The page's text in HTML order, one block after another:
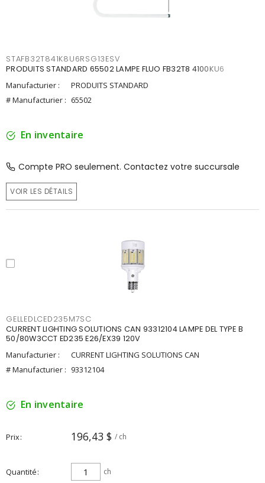
STAFB32T841K8U6RSG13ESV
PRODUITS STANDARD 65502 LAMPE FLUO FB32T8 4100KU6
Manufacturier :
PRODUITS STANDARD
# Manufacturier : 65502
En inventaire
Compte PRO seulement. Contactez votre succursale
VOIR LES DÉTAILS
GELLEDLCED235M7SC
CURRENT LIGHTING SOLUTIONS CAN 93312104 LAMPE DEL TYPE B
50/80W3CCT ED235 E26/EX39 120V
Manufacturier :
CURRENT LIGHTING SOLUTIONS CAN
# Manufacturier : 93312104
En inventaire
Prix 196,43 $ / ch
Quantité ch